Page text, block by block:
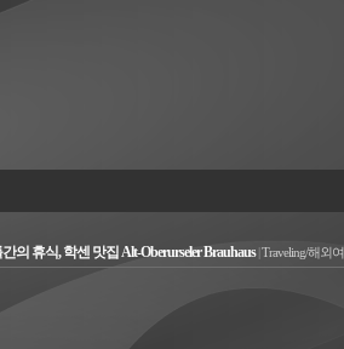
의 휴식, 학센 맛집 Alt-Oberurseler Brauhaus|Traveling/해외